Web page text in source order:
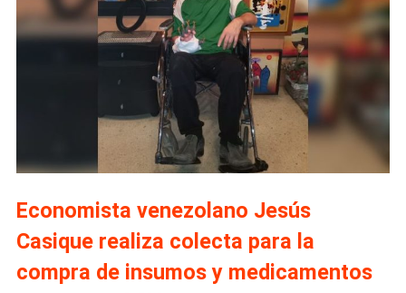
Economista venezolano Jesús
Casique realiza colecta para la
compra de insumos y medicamentos